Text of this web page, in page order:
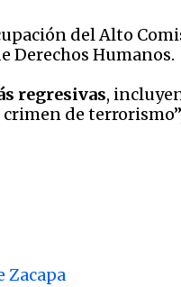
del Alto
Derechos Humanos.
regresivas,
de
Zacapa